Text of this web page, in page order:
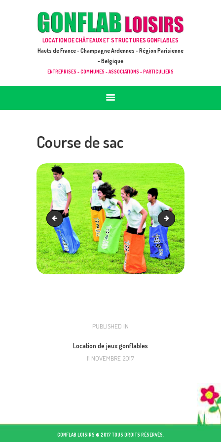
LOCATION DE CHÂTEAUX ET STRUCTURES GONFLABLES
Hauts de France - Champagne Ardennes - Région Parisienne
- Belgique
ENTREPRISES - COMMUNES - ASSOCIATIONS - PARTICULIERS
GONFLAB LOISIRS
ACCUEIL
JEUX À LOUER & PRESTATIONS
CATALOGUE / TARIF
DEMANDE DE DEVIS (SOUS 24H)
Course de sac
skis d'équipe Tir a la corde
NAVIGATION
PUBLISHED IN
Location de jeux gonflables
11 NOVEMBRE 2017
GONFLAB LOISIRS © 2017 TOUS DROITS RÉSERVÉS.